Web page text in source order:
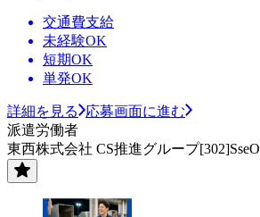
交通費支給
未経験OK
短期OK
単発OK
詳細を見る
応募画面に進む
派遣労働者
東西株式会社 CS推進グループ[302]SseO